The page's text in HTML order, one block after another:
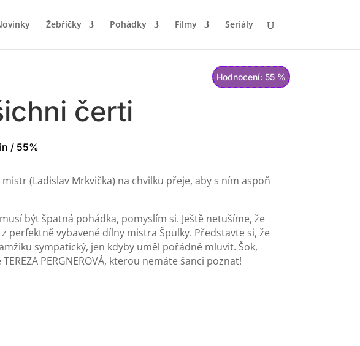
Žebříčky Pohádky Filmy Seriály
Hodnocení: 55 %
čerti
/ 55%
(Ladislav Mrkvička) na chvilku přeje, aby s ním aspoň
být špatná pohádka, pomyslím si. Ještě netušíme, že
vybavené dílny mistra Špulky. Představte si, že
sympatický, jen kdyby uměl pořádně mluvit. Šok,
PERGNEROVÁ, kterou nemáte šanci poznat!